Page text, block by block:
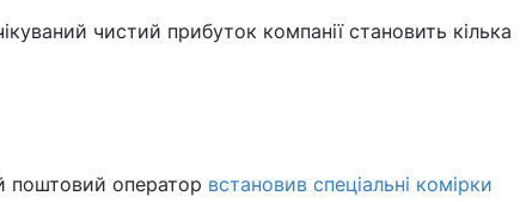
чистий прибуток компанії становить кілька
поштовий оператор встановив спеціальні комірки